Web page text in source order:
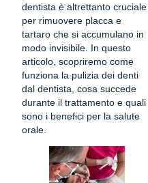
dentista è altrettanto cruciale
per rimuovere placca e
tartaro che si accumulano in
modo invisibile. In questo
articolo, scopriremo come
funziona la pulizia dei denti
dal dentista, cosa succede
durante il trattamento e quali
sono i benefici per la salute
orale.